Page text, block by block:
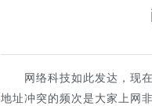
网络科技如此发达，现在
地址冲突的频次是大家上网